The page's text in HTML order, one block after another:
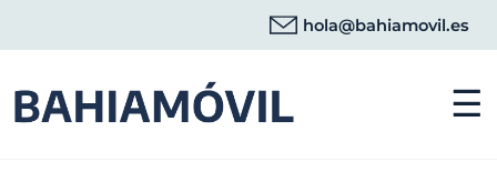
hola@bahiamovil.es
☰